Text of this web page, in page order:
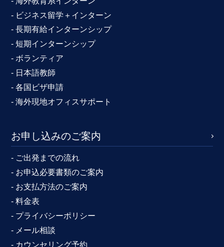
- ビジネス留学＋インターン
- 長期有給インターンシップ
- 短期インターンシップ
- ボランティア
- 日本語教師
- 各国ビザ申請
- 海外現地オフィスサポート
お申し込みのご案内
- ご出発までの流れ
- お申込必要書類のご案内
- お支払方法のご案内
- 料金表
- プライバシーポリシー
- メール相談
- カウンセリング予約